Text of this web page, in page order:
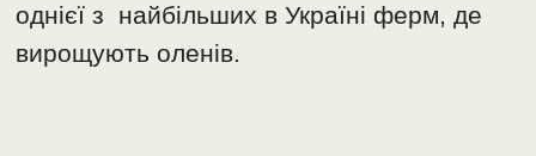
однієї з найбільших в Україні ферм, де
вирощують оленів.